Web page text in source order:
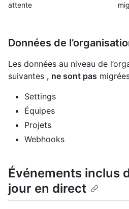
attente
Données de
Les données au niveau de
suivantes , ne sont pas
Settings
Équipes
Projets
Webhooks
Événements inclus
jour en direct